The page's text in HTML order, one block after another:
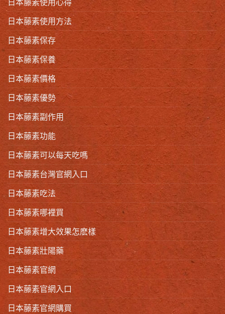
日本藤素使用方法
日本藤素保存
日本藤素保養
日本藤素價格
日本藤素優勢
日本藤素副作用
日本藤素功能
日本藤素可以每天吃嗎
日本藤素台灣官網入口
日本藤素吃法
日本藤素哪裡買
日本藤素增大效果怎麽樣
日本藤素壯陽藥
日本藤素官網
日本藤素官網入口
日本藤素官網購買